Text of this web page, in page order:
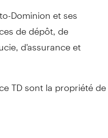
Dominion et ses
de dépôt, de
d'assurance et
TD sont la propriété de